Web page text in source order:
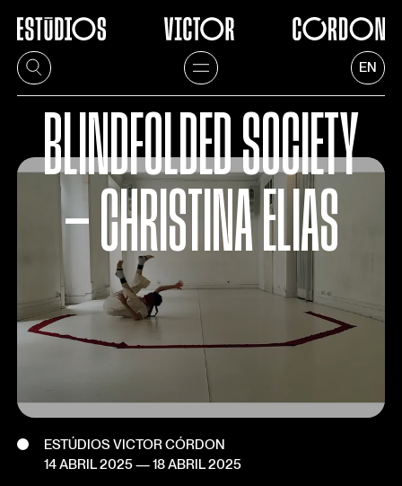
EN
BLINDFOLDED SOCIETY
— CHRISTINA ELIAS
ESTÚDIOS VICTOR CÓRDON
14 ABRIL 2025—18 ABRIL 2025